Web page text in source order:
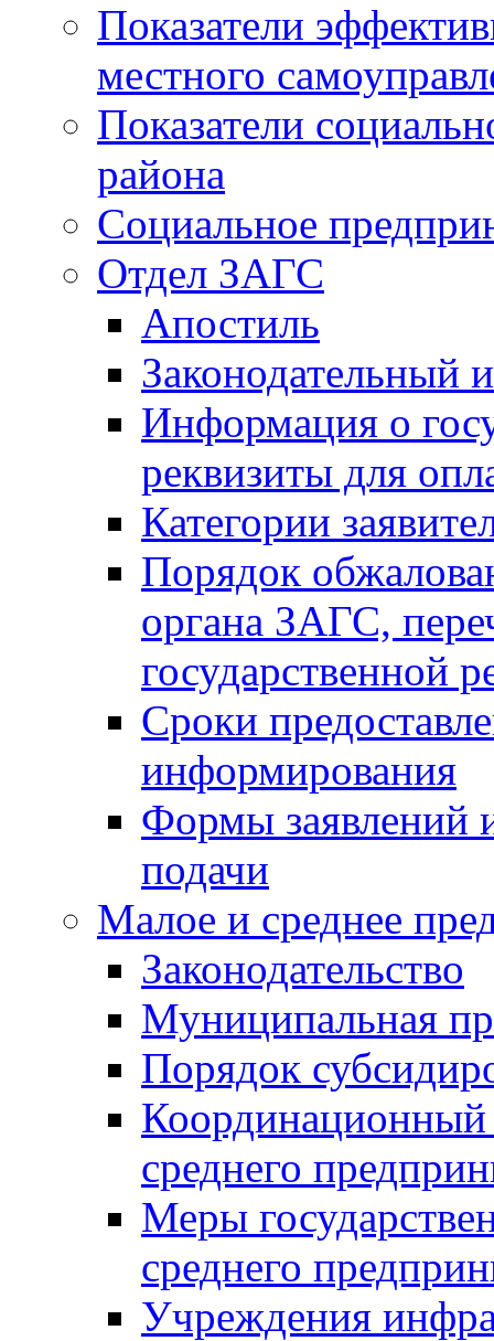
Показатели
местного
Показатели
района
Социальное
Отдел ЗАГС
Апостиль
Законодательный
Информация о
реквизиты для
Категории
Порядок
органа ЗАГС,
государственной
Сроки
информирования
Формы заявлений
подачи
Малое и среднее
Законодательство
Муниципальная
Порядок
Координационный
среднего
Меры
среднего
Учреждения